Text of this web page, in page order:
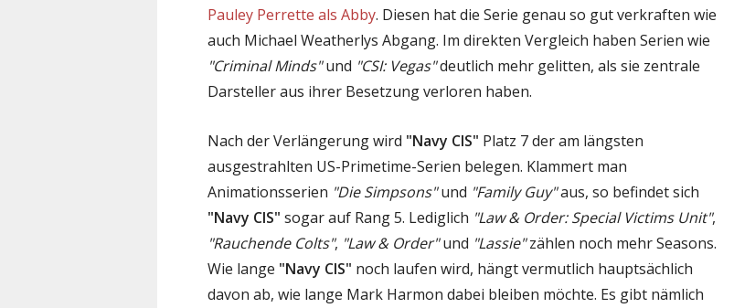
Pauley Perrette als Abby. Diesen hat die Serie genau so gut verkraften wie
auch Michael Weatherlys Abgang. Im direkten Vergleich haben Serien wie
"Criminal Minds"und "CSI: Vegas"deutlich mehr gelitten, als sie zentrale
Darsteller aus ihrer Besetzung verloren haben.
Nach der Verlängerung wird "Navy CIS" Platz 7 der am längsten
ausgestrahlten US-Primetime-Serien belegen. Klammert man
Animationsserien "Die Simpsons"und "Family Guy"aus, so befindet sich
"Navy CIS" sogar auf Rang 5. Lediglich "Law & Order: Special Victims Unit",
"Rauchende Colts", "Law & Order"und "Lassie"zählen noch mehr Seasons.
Wie lange "Navy CIS" noch laufen wird, hängt vermutlich hauptsächlich
davon ab, wie lange Mark Harmon dabei bleiben möchte. Es gibt nämlich